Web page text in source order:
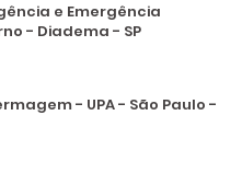
e Emergência
- Diadema - SP
- UPA - São Paulo -